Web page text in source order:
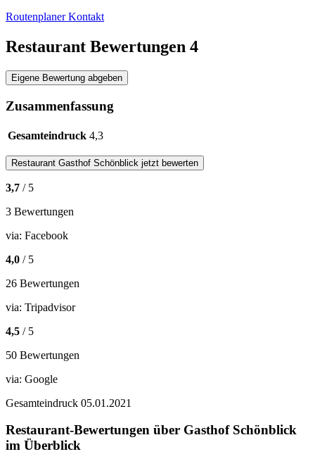
RoutenplanerKontakt
Restaurant Bewertungen 4
Eigene Bewertung abgeben
Zusammenfassung
Gesamteindruck 4,3
Restaurant Gasthof Schönblick jetzt bewerten
3,7 / 5
3 Bewertungen
via: Facebook
4,0 / 5
26 Bewertungen
via: Tripadvisor
4,5 / 5
50 Bewertungen
via: Google
Gesamteindruck 05.01.2021
Restaurant-Bewertungen über Gasthof Schönblick
im Überblick